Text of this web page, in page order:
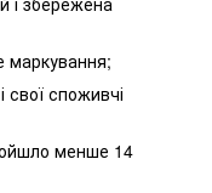
маркування;
споживчі
менше 14